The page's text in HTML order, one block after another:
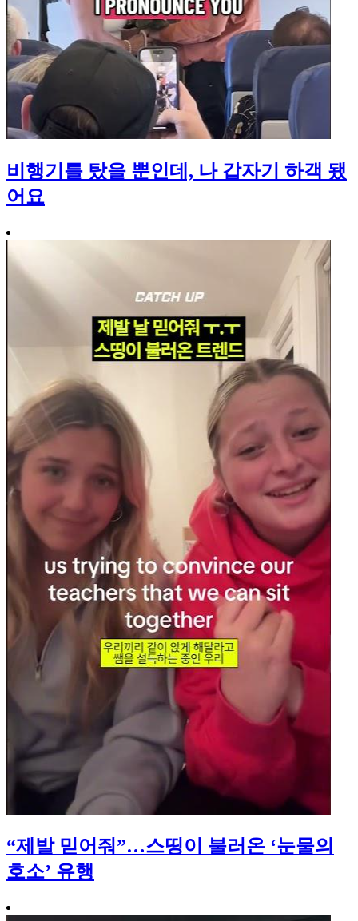
비행기를 탔을 뿐인데, 나 갑자기 하객 됐
어요
“제발 믿어줘”…스띵이 불러온 ‘눈물의
호소’ 유행